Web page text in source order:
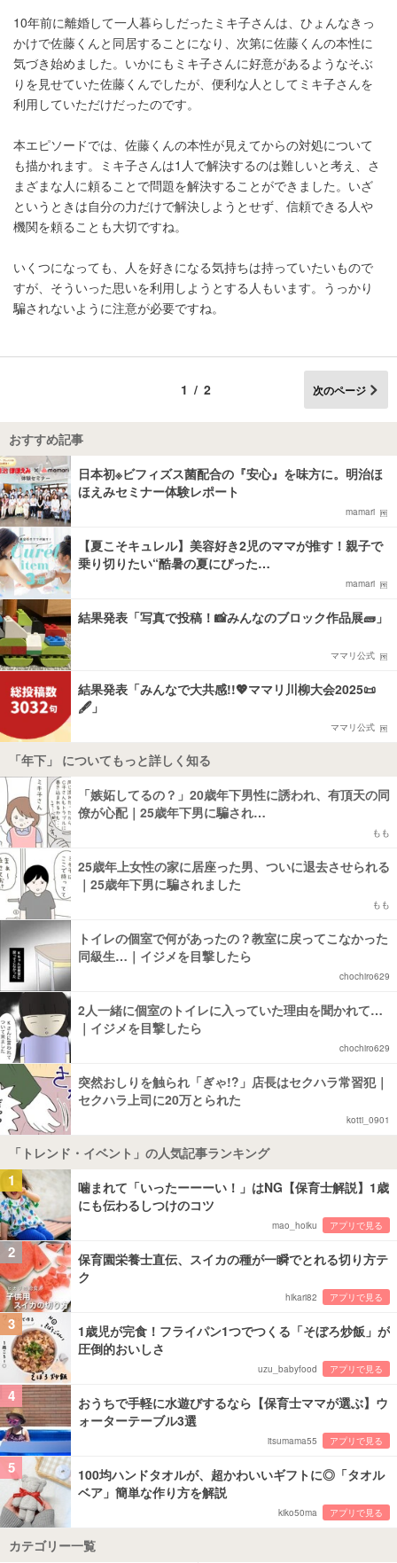
10年前に離婚して一人暮らしだったミキ子さんは、ひょんなきっ
かけで佐藤くんと同居することになり、次第に佐藤くんの本性に
気づき始めました。いかにもミキ子さんに好意があるようなそぶ
りを見せていた佐藤くんでしたが、便利な人としてミキ子さんを
利用していただけだったのです。
本エピソードでは、佐藤くんの本性が見えてからの対処について
も描かれます。ミキ子さんは1人で解決するのは難しいと考え、さ
まざまな人に頼ることで問題を解決することができました。いざ
というときは自分の力だけで解決しようとせず、信頼できる人や
機関を頼ることも大切ですね。
いくつになっても、人を好きになる気持ちは持っていたいもので
すが、そういった思いを利用しようとする人もいます。うっかり
騙されないように注意が必要ですね。
1/2 次のページ
おすすめ記事
日本初※ビフィズス菌配合の『安心』を味方に。明治ほ
ほえみセミナー体験レポート
mamari
【夏こそキュレル】美容好き2児のママが推す！親子で
乗り切りたい“酷暑の夏にぴった…
mamari
結果発表「写真で投稿！📸みんなのブロック作品展🧱」
ママリ公式
結果発表「みんなで大共感!!💖ママリ川柳大会2025📜
🖋️」
ママリ公式
「年下」 についてもっと詳しく知る
「嫉妬してるの？」20歳年下男性に誘われ、有頂天の同
僚が心配｜25歳年下男に騙され…
もも
25歳年上女性の家に居座った男、ついに退去させられる
｜25歳年下男に騙されました
もも
トイレの個室で何があったの？教室に戻ってこなかった
同級生…｜イジメを目撃したら
chochiro629
2人一緒に個室のトイレに入っていた理由を聞かれて…
｜イジメを目撃したら
chochiro629
突然おしりを触られ「ぎゃ!?」店長はセクハラ常習犯｜
セクハラ上司に20万とられた
kotti_0901
「トレンド・イベント」の人気記事ランキング
1
噛まれて「いったーーーい！」はNG【保育士解説】1歳
にも伝わるしつけのコツ
mao_hoiku アプリで見る
2
保育園栄養士直伝、スイカの種が一瞬でとれる切り方テ
ク
hikari82 アプリで見る
3
1歳児が完食！フライパン1つでつくる「そぼろ炒飯」が
圧倒的おいしさ
uzu_babyfood アプリで見る
4
おうちで手軽に水遊びするなら【保育士ママが選ぶ】ウ
ォーターテーブル3選
itsumama55 アプリで見る
5
100均ハンドタオルが、超かわいいギフトに◎「タオル
ベア」簡単な作り方を解説
kiko50ma アプリで見る
カテゴリー一覧